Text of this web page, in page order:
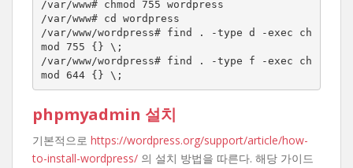
/var/www# chmod 755 wordpress
/var/www# cd wordpress
/var/www/wordpress# find . -type d -exec ch
mod 755 {} \;
/var/www/wordpress# find . -type f -exec ch
mod 644 {} \;
phpmyadmin 설치
기본적으로 https://wordpress.org/support/article/how-
to-install-wordpress/ 의 설치 방법을 따른다. 해당 가이드